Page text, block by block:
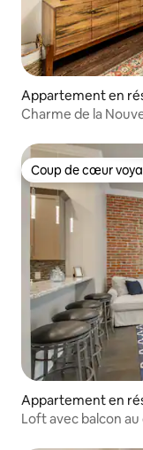
Appartement en
éans
Charme de la
Coup de cœur
Coup de cœur
Appartement en
ans
Loft avec balcon